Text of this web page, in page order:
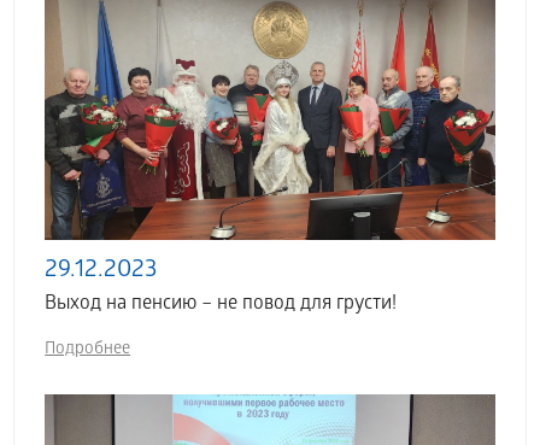
29.12.2023
Выход на пенсию – не повод для грусти!
Подробнее